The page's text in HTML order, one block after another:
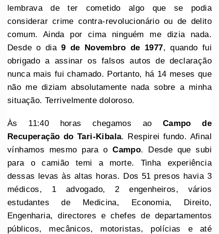
lembrava de ter cometido algo que se podia
considerar crime contra-revolucionário ou de delito
comum. Ainda por cima ninguém me dizia nada.
Desde o dia9 de Novembro de 1977, quando fui
obrigado a assinar os falsos autos de declaração
nunca mais fui chamado. Portanto, há 14 meses que
não me diziam absolutamente nada sobre a minha
situação. Terrivelmente doloroso.
Às 11:40 horas chegamos ao Campo de
Recuperação do Tari-Kibala. Respirei fundo. Afinal
vínhamos mesmo para oCampo. Desde que subi
para o camião temi a morte. Tinha experiência
dessas levas às altas horas. Dos 51 presos havia 3
médicos, 1 advogado, 2 engenheiros, vários
estudantes de Medicina, Economia, Direito,
Engenharia, directores e chefes de departamentos
públicos, mecânicos, motoristas, polícias e até